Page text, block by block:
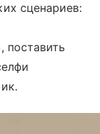
сценариев:
поставить